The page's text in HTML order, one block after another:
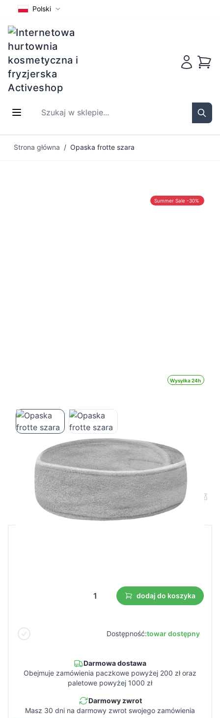
Polski
Szukaj w sklepie...
Strona główna / Opaska frotte szara
Wysyłka 24h
Summer Sale -30%
Opaska frotte szara
Cena B2B Cena detaliczna
dodaj do koszyka
Dostępność:towar dostępny
Darmowa dostawa
Obejmuje zamówienia paczkowe powyżej 200 zł oraz
paletowe powyżej 1000 zł
Darmowy zwrot
Masz 30 dni na darmowy zwrot swojego zamówienia